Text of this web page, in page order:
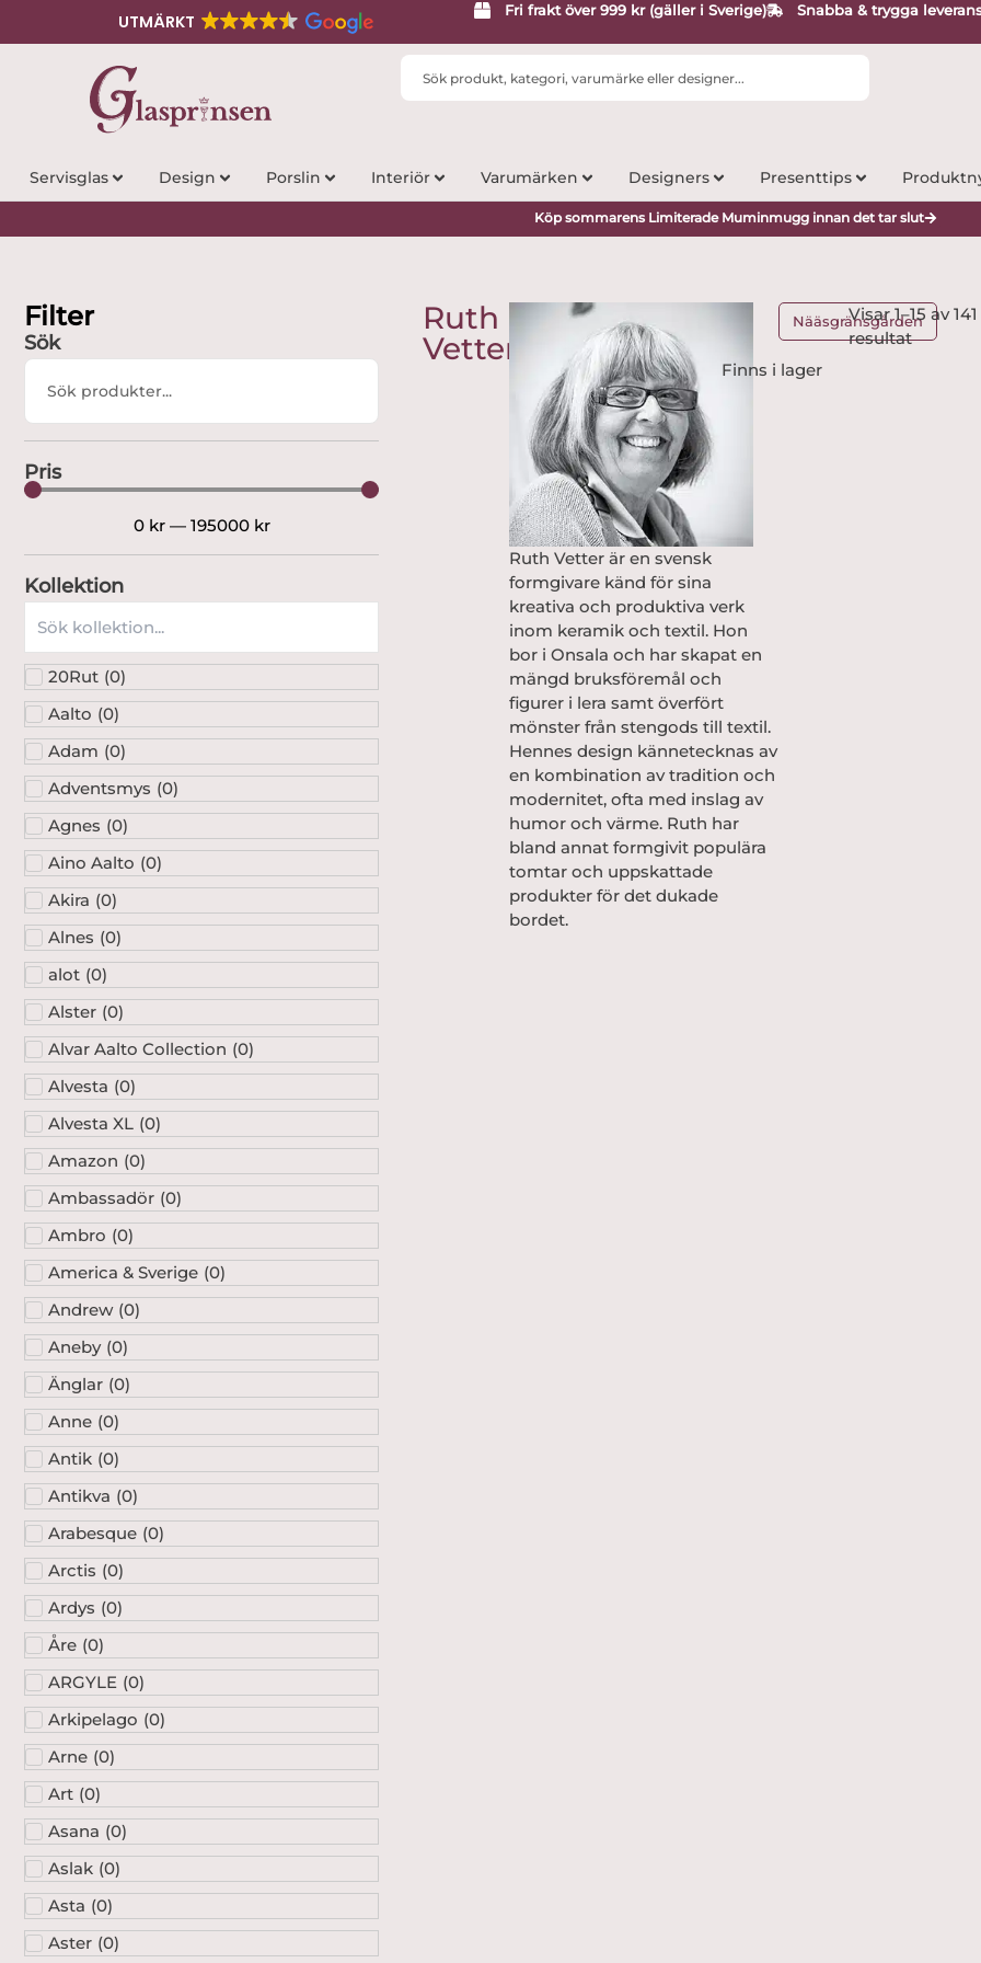
UTMÄRKT
Fri frakt över 999 kr (gäller i Sverige) Snabba & trygga
Search
Servisglas Design Porslin Interiör Varumärken Designers Presenttips
Köp sommarens Limiterade Muminmugg innan det tar slut
Filter
Sök
Search
Pris
0 kr— 195000 kr
Kollektion
20Rut (0)
Aalto (0)
Adam (0)
Adventsmys (0)
Agnes (0)
Aino Aalto (0)
Akira (0)
Alnes (0)
alot (0)
Alster (0)
Alvar Aalto Collection (0)
Alvesta (0)
Alvesta XL (0)
Amazon (0)
Ambassadör (0)
Ambro (0)
America & Sverige (0)
Andrew (0)
Aneby (0)
Änglar (0)
Anne (0)
Antik (0)
Antikva (0)
Arabesque (0)
Arctis (0)
Ardys (0)
Åre (0)
ARGYLE (0)
Arkipelago (0)
Arne (0)
Art (0)
Asana (0)
Aslak (0)
Asta (0)
Aster (0)
Ruth
Vetter
Ruth Vetter är en svensk
formgivare känd för sina
kreativa och produktiva verk
inom keramik och textil. Hon
bor i Onsala och har skapat en
mängd bruksföremål och
figurer i lera samt överfört
mönster från stengods till textil.
Hennes design kännetecknas av
en kombination av tradition och
modernitet, ofta med inslag av
humor och värme. Ruth har
bland annat formgivit populära
tomtar och uppskattade
produkter för det dukade
bordet.
Nääsgränsgården
Visar 1–15 av 141
resultat